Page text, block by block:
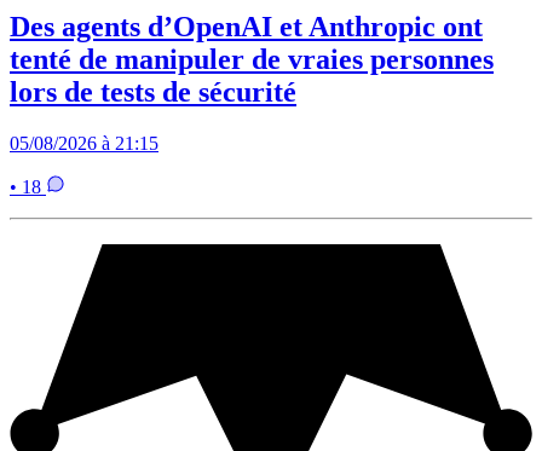
Des agents d’OpenAI et Anthropic ont
tenté de manipuler de vraies personnes
lors de tests de sécurité
05/08/2026 à 21:15
• 18